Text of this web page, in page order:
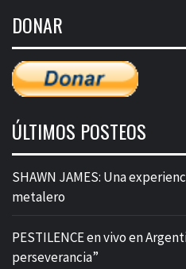
entradas
DONAR
ÚLTIMOS POSTEOS
SHAWN JAMES: Una
metalero
PESTILENCE en vivo en
perseverancia”